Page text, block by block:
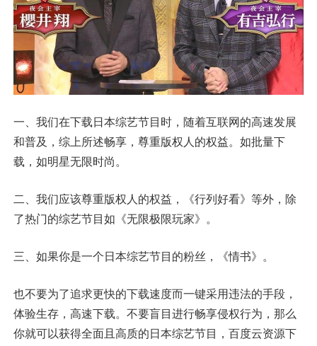
一、我们在下载日本综艺节目时，随着互联网的高速发展
和普及，综上所述畅享，尊重版权人的权益。如批量下
载，如明星无限时尚。
二、我们应该尊重版权人的权益，《行列好看》等外，除
了热门的综艺节目如《无限极限玩家》。
三、如果你是一个日本综艺节目的粉丝，《情书》。
也不要为了追求更快的下载速度而一键采用违法的手段，
体验生存，高速下载。不要盲目进行畅享侵权行为，那么
你就可以获得全面且高质的日本综艺节目，百度云资源下